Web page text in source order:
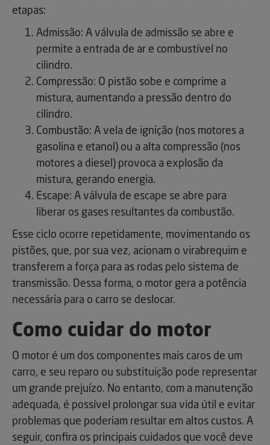
etapas:
Admissão: A válvula de admissão se abre e
permite a entrada de ar e combustível no
cilindro.
Compressão: O pistão sobe e comprime a
mistura, aumentando a pressão dentro do
cilindro.
Combustão: A vela de ignição (nos motores a
gasolina e etanol) ou a alta compressão (nos
motores a diesel) provoca a explosão da
mistura, gerando energia.
Escape: A válvula de escape se abre para
liberar os gases resultantes da combustão.
Esse ciclo ocorre repetidamente, movimentando os
pistões, que, por sua vez, acionam o virabrequim e
transferem a força para as rodas pelo sistema de
transmissão. Dessa forma, o motor gera a potência
necessária para o carro se deslocar.
Como cuidar do motor
O motor é um dos componentes mais caros de um
carro, e seu reparo ou substituição pode representar
um grande prejuízo. No entanto, com a manutenção
adequada, é possível prolongar sua vida útil e evitar
problemas que poderiam resultar em altos custos. A
seguir, confira os principais cuidados que você deve